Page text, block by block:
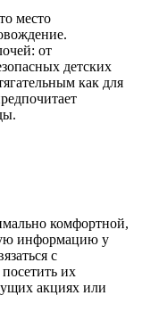
место
от
детских
как для
комфортной,
информацию у
с
их
акциях или